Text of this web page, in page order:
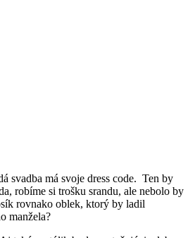
svadba má svoje dress code. Ten by
robíme si trošku srandu, ale nebolo by
rovnako oblek, ktorý by ladil
manžela?